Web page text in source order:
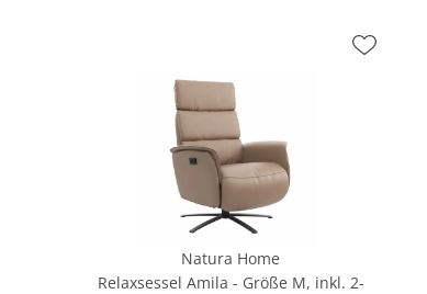
Natura Home
Relaxsessel Amila - Größe M, inkl. 2-